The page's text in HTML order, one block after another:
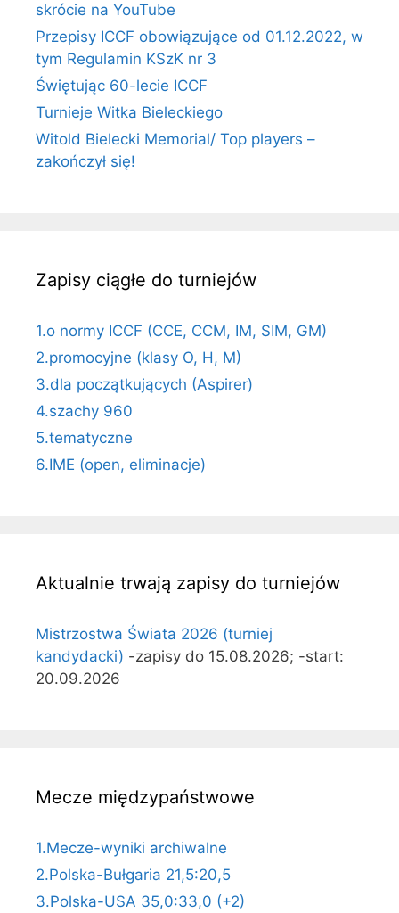
skrócie na YouTube
Przepisy ICCF obowiązujące od 01.12.2022, w
tym Regulamin KSzK nr 3
Świętując 60-lecie ICCF
Turnieje Witka Bieleckiego
Witold Bielecki Memorial/ Top players –
zakończył się!
Zapisy ciągłe do turniejów
1.o normy ICCF (CCE, CCM, IM, SIM, GM)
2.promocyjne (klasy O, H, M)
3.dla początkujących (Aspirer)
4.szachy 960
5.tematyczne
6.IME (open, eliminacje)
Aktualnie trwają zapisy do turniejów
Mistrzostwa Świata 2026 (turniej
kandydacki) -zapisy do 15.08.2026; -start:
20.09.2026
Mecze międzypaństwowe
1.Mecze-wyniki archiwalne
2.Polska-Bułgaria 21,5:20,5
3.Polska-USA 35,0:33,0 (+2)